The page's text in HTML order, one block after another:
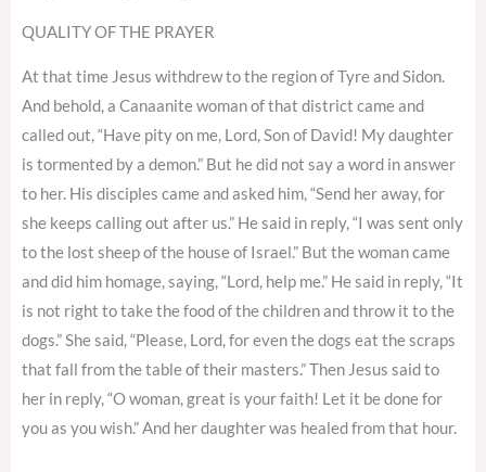
QUALITY OF THE PRAYER
At that time Jesus withdrew to the region of Tyre and Sidon.
And behold, a Canaanite woman of that district came and
called out, “Have pity on me, Lord, Son of David! My daughter
is tormented by a demon.” But he did not say a word in answer
to her. His disciples came and asked him, “Send her away, for
she keeps calling out after us.” He said in reply, “I was sent only
to the lost sheep of the house of Israel.” But the woman came
and did him homage, saying, “Lord, help me.” He said in reply, “It
is not right to take the food of the children and throw it to the
dogs.” She said, “Please, Lord, for even the dogs eat the scraps
that fall from the table of their masters.” Then Jesus said to
her in reply, “O woman, great is your faith! Let it be done for
you as you wish.” And her daughter was healed from that hour.